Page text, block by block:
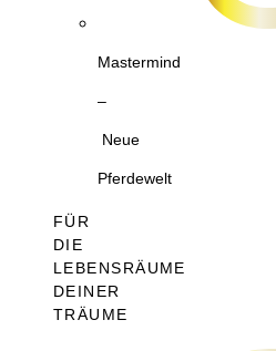
Mastermind
–
Neue
Pferdewelt
FÜR
DIE
LEBENSRÄUME
DEINER
TRÄUME